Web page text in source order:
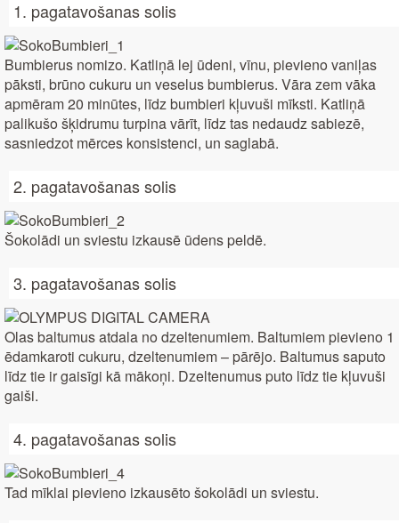
1. pagatavošanas solis
Bumbierus nomizo. Katliņā lej ūdeni, vīnu, pievieno vaniļas
pāksti, brūno cukuru un veselus bumbierus. Vāra zem vāka
apmēram 20 minūtes, līdz bumbieri kļuvuši mīksti. Katliņā
palikušo šķidrumu turpina vārīt, līdz tas nedaudz sabiezē,
sasniedzot mērces konsistenci, un saglabā.
2. pagatavošanas solis
Šokolādi un sviestu izkausē ūdens peldē.
3. pagatavošanas solis
Olas baltumus atdala no dzeltenumiem. Baltumiem pievieno 1
ēdamkaroti cukuru, dzeltenumiem – pārējo. Baltumus saputo
līdz tie ir gaisīgi kā mākoņi. Dzeltenumus puto līdz tie kļuvuši
gaiši.
4. pagatavošanas solis
Tad mīklai pievieno izkausēto šokolādi un sviestu.